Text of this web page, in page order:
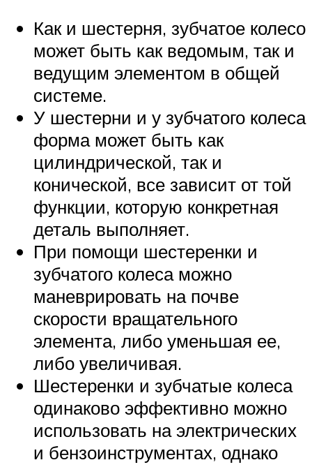
Как и шестерня, зубчатое колесо
может быть как ведомым, так и
ведущим элементом в общей
системе.
У шестерни и у зубчатого колеса
форма может быть как
цилиндрической, так и
конической, все зависит от той
функции, которую конкретная
деталь выполняет.
При помощи шестеренки и
зубчатого колеса можно
маневрировать на почве
скорости вращательного
элемента, либо уменьшая ее,
либо увеличивая.
Шестеренки и зубчатые колеса
одинаково эффективно можно
использовать на электрических
и бензоинструментах, однако